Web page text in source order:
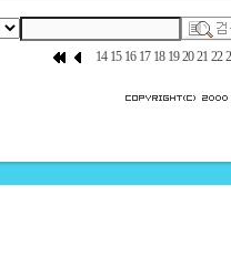
14 15 16 17 18 19 20 21 22